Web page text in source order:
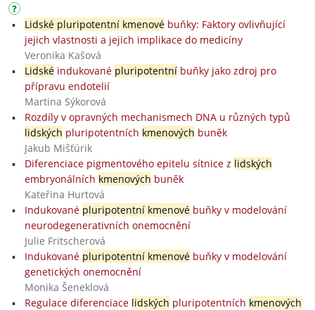
Lidské pluripotentní kmenovébuňky: Faktory ovlivňující
jejich vlastnosti a jejich implikace do medicíny
Veronika Kašová
Lidskéindukované pluripotentníbuňky jako zdroj pro
přípravu endotelií
Martina Sýkorová
Rozdíly v opravných mechanismech DNA u různých typů
lidských pluripotentních kmenových buněk
Jakub Mišťúrik
Diferenciace pigmentového epitelu sítnice z lidských
embryonálních kmenových buněk
Kateřina Hurtová
Indukované pluripotentní kmenovébuňky v modelování
neurodegenerativních onemocnění
Julie Fritscherová
Indukované pluripotentní kmenovébuňky v modelování
genetických onemocnění
Monika Šeneklová
Regulace diferenciace lidských pluripotentních kmenových